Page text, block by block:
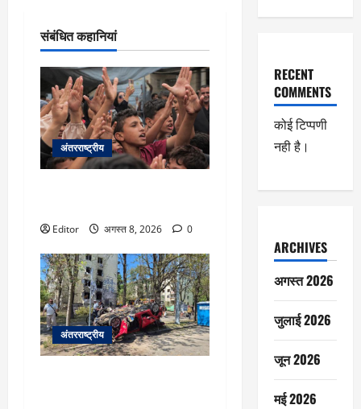
संबंधित कहानियां
अंतरराष्ट्रीय
Editor अगस्त 8, 2026 0
अंतरराष्ट्रीय
RECENT
COMMENTS
कोई टिप्पणी
नही है।
ARCHIVES
अगस्त 2026
जुलाई 2026
जून 2026
मई 2026